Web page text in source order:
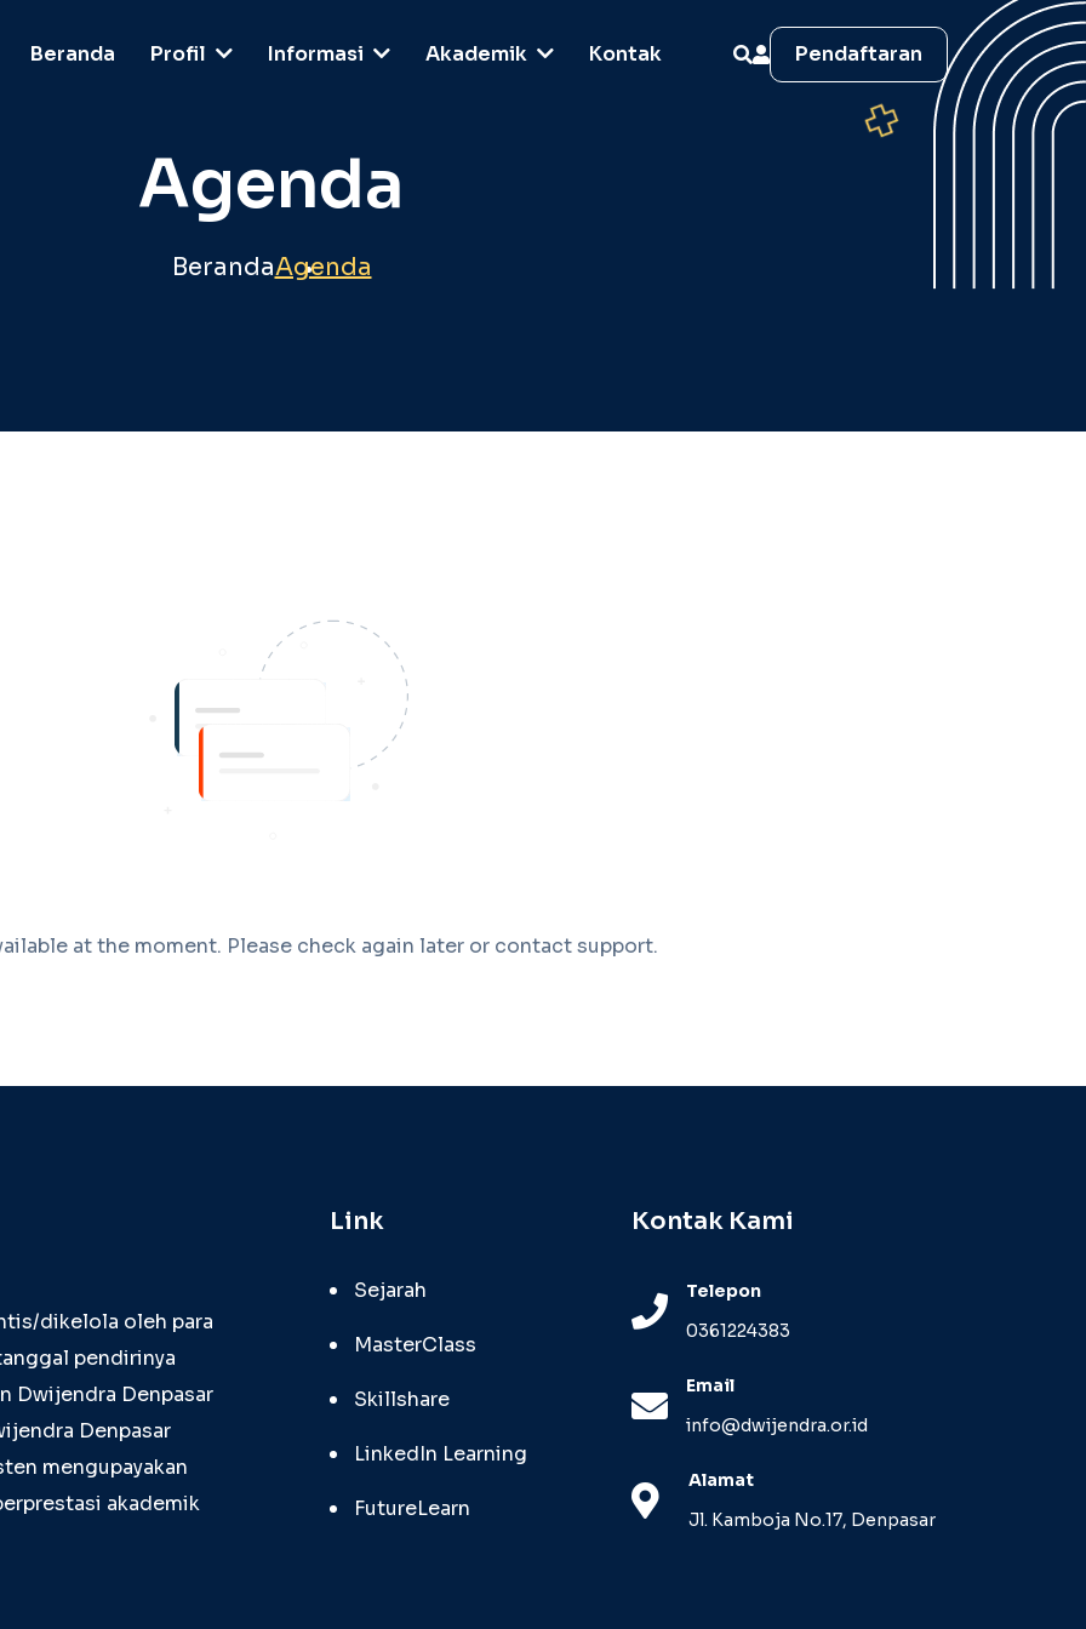
Beranda Profil Informasi Akademik Kontak Pendaftaran
Agenda
BerandaAgenda
at the moment. Please check again later or contact support.
dikelola oleh para
pendirinya
Dwijendra Denpasar
Denpasar
mengupayakan
akademik
Link
Sejarah
MasterClass
Skillshare
LinkedIn Learning
FutureLearn
Kontak Kami
Telepon
0361224383
Email
info@dwijendra.or.id
Alamat
Jl. Kamboja No.17, Denpasar